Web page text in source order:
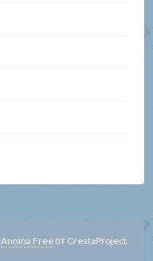
Annina Freeот CrestaProject.